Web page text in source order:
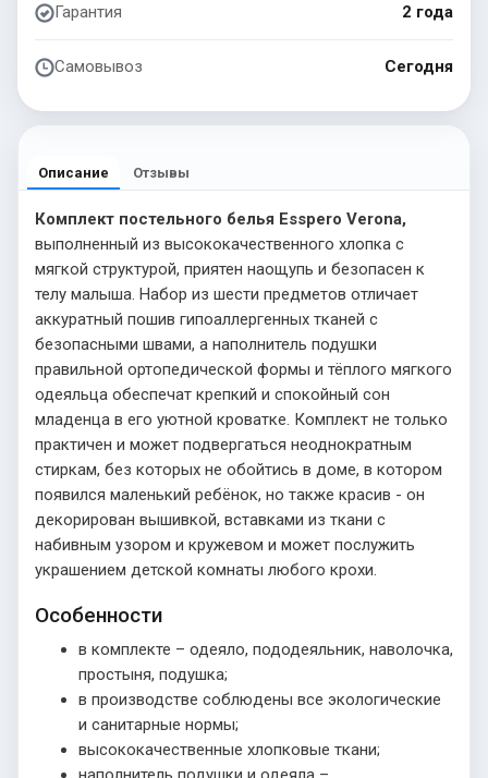
Гарантия 2 года
Самовывоз Сегодня
Описание Отзывы
Комплект постельного белья Esspero Verona,
выполненный из высококачественного хлопка с
мягкой структурой, приятен наощупь и безопасен к
телу малыша. Набор из шести предметов отличает
аккуратный пошив гипоаллергенных тканей с
безопасными швами, а наполнитель подушки
правильной ортопедической формы и тёплого мягкого
одеяльца обеспечат крепкий и спокойный сон
младенца в его уютной кроватке. Комплект не только
практичен и может подвергаться неоднократным
стиркам, без которых не обойтись в доме, в котором
появился маленький ребёнок, но также красив - он
декорирован вышивкой, вставками из ткани с
набивным узором и кружевом и может послужить
украшением детской комнаты любого крохи.
Особенности
в комплекте – одеяло, пододеяльник, наволочка,
простыня, подушка;
в производстве соблюдены все экологические
и санитарные нормы;
высококачественные хлопковые ткани;